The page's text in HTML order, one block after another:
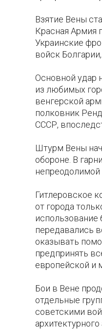
Взятие Вены
Красная Армия
Украинские
войск
Основной удар
из любимых
венгерской
полковник
СССР,
Штурм Вены
обороне. В
непреодолимой
Гитлеровское
от города
использование
передавались
оказывать
предпринять
европейской и
Бои в Вене
отдельные
советскими